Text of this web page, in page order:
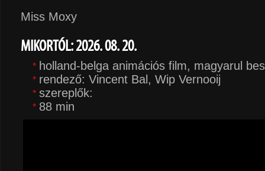
Miss Moxy
MIKORTÓL: 2026. 08. 20.
holland-belga animációs film, magyarul
rendező: Vincent Bal, Wip Vernooij
szereplők:
88 min